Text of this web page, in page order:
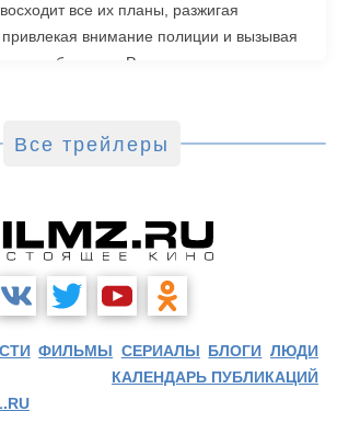
все их планы, разжигая
внимание полиции и вызывая
в обществе. Роли также исполнили
прокат 6 марта.
Все трейлеры
ФИЛЬМЫ СЕРИАЛЫ БЛОГИ ЛЮДИ
КАЛЕНДАРЬ ПУБЛИКАЦИЙ